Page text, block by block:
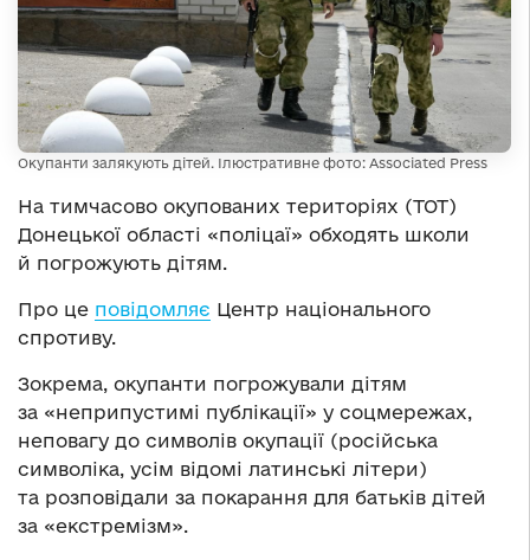
Окупанти залякують дітей. Ілюстративне фото: Associated Press
На тимчасово окупованих територіях (ТОТ)
Донецької області «поліцаї» обходять школи
й погрожують дітям.
Про це повідомляє Центр національного
спротиву.
Зокрема, окупанти погрожували дітям
за «неприпустимі публікації» у соцмережах,
неповагу до символів окупації (російська
символіка, усім відомі латинські літери)
та розповідали за покарання для батьків дітей
за «екстремізм».